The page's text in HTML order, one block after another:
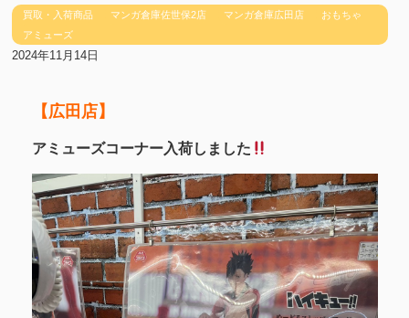
買取・入荷商品 マンガ倉庫佐世保2店 マンガ倉庫広田店
おもちゃ
アミューズ
2024年11月14日
【広田店】
アミューズコーナー入荷しました